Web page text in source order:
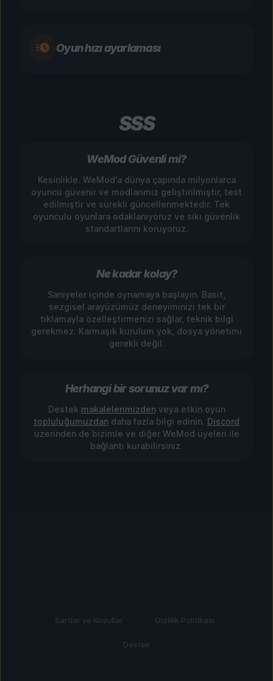
Oyun hızı ayarlaması
SSS
WeMod Güvenli mi?
Kesinlikle. WeMod'a dünya çapında milyonlarca
oyuncu güvenir ve modlarımız geliştirilmiştir, test
edilmiştir ve sürekli güncellenmektedir. Tek
oyunculu oyunlara odaklanıyoruz ve sıkı güvenlik
standartlarını koruyoruz.
Ne kadar kolay?
Saniyeler içinde oynamaya başlayın. Basit,
sezgisel arayüzümüz deneyiminizi tek bir
tıklamayla özelleştirmenizi sağlar, teknik bilgi
gerekmez. Karmaşık kurulum yok, dosya yönetimi
gerekli değil.
Herhangi bir sorunuz var mı?
Destek makalelerimizdenveya etkin oyun
topluluğumuzdan daha fazla bilgi edinin. Discord
üzerinden de bizimle ve diğer WeMod üyeleri ile
bağlantı kurabilirsiniz.
Şartlar ve Koşullar Gizlilik Politikası
Destek